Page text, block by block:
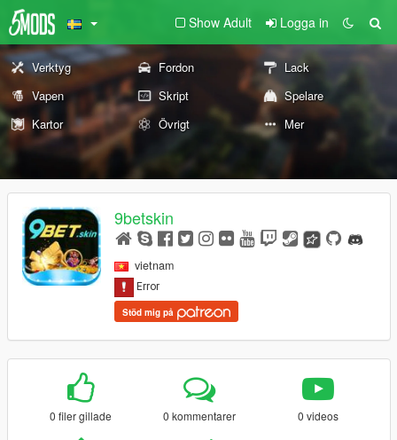
Show Adult Logga in
Verktyg Fordon
Lack
Vapen
Skript
Spelare
Kartor
Övrigt Mer
9betskin
vietnam
Stöd mig på
0 filer gillade 0 kommentarer 0 videos